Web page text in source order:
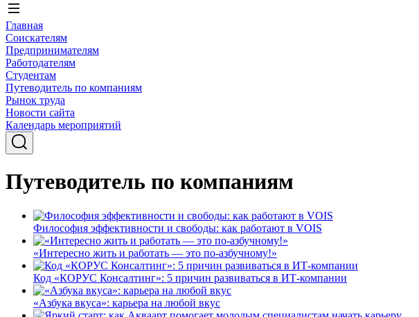
Главная
Соискателям
Предпринимателям
Работодателям
Студентам
Путеводитель по компаниям
Рынок труда
Новости сайта
Календарь мероприятий
Путеводитель по компаниям
Философия эффективности и свободы: как работают в VOIS
«Интересно жить и работать — это по-азбучному!»
Код «КОРУС Консалтинг»: 5 причин развиваться в ИТ-компании
«Азбука вкуса»: карьера на любой вкус